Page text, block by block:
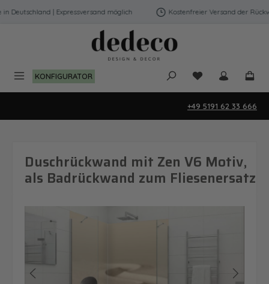
Zum Hauptinhalt springen
| Expressversand möglich Kostenfreier Versand der
KONFIGURATOR Du hast 0
+49 5191 62 33 666
Duschrückwand mit Zen V6 Motiv,
als Badrückwand zum Fliesenersatz